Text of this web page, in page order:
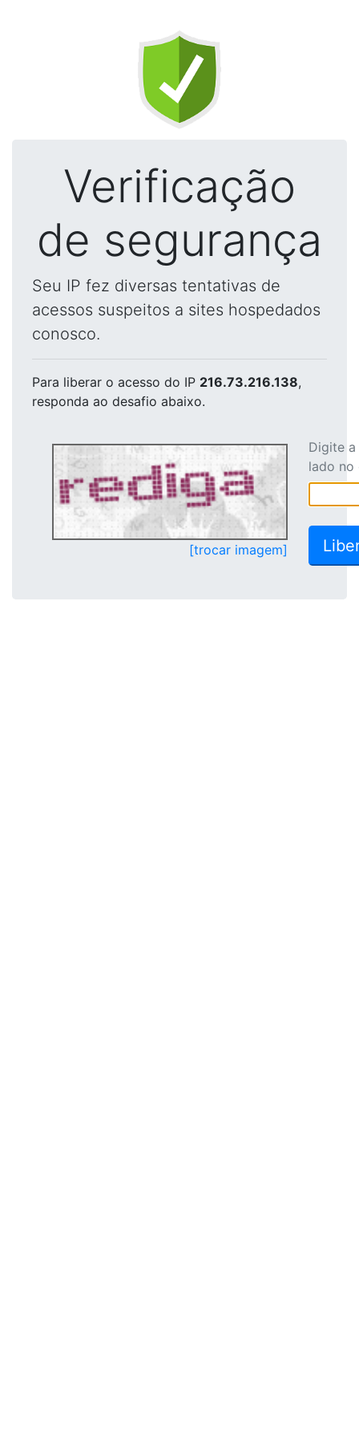
Verificação
de segurança
Seu IP fez diversas tentativas de
acessos suspeitos a sites hospedados
conosco.
Para liberar o acesso do IP 216.73.216.138,
responda ao desafio abaixo.
[trocar imagem]
Digite
lado no